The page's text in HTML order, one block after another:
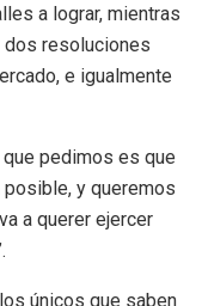
a lograr, mientras
dos resoluciones
e igualmente
que pedimos es que
y queremos
a querer ejercer
únicos que saben